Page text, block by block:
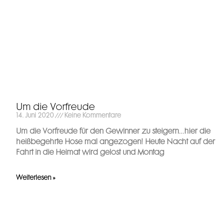
Um die Vorfreude
14. Juni 2020 Keine Kommentare
Um die Vorfreude für den Gewinner zu steigern…hier die
heißbegehrte Hose mal angezogen! Heute Nacht auf der
Fahrt in die Heimat wird gelost und Montag
Weiterlesen »